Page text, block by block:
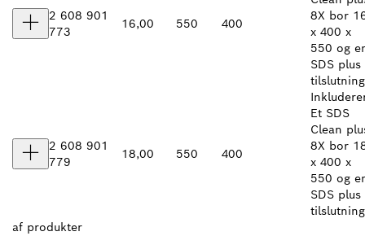
2 608 901
773
16,00 550 400
8X bor
x 400 x
550 og
SDS plus
tilslutning
2 608 901
779
18,00 550 400
Et SDS
Clean
8X bor
x 400 x
550 og
SDS plus
tilslutning
af produkter